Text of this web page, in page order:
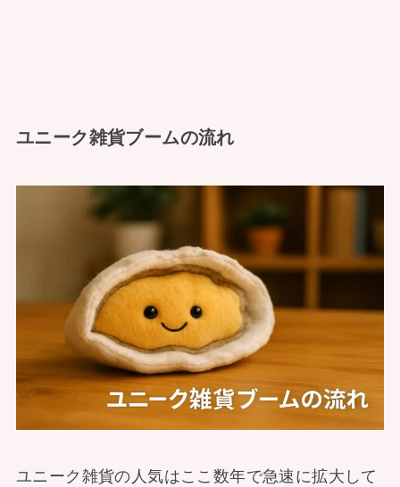
ユニーク雑貨ブームの流れ
ユニーク雑貨の人気はここ数年で急速に拡大して